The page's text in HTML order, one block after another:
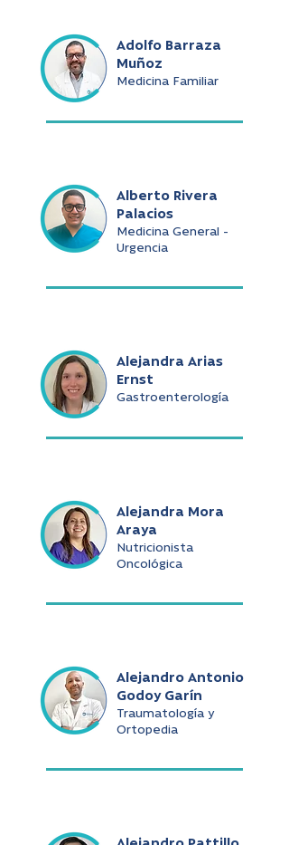
Adolfo Barraza
Muñoz
Medicina Familiar
Alberto Rivera
Palacios
Medicina General -
Urgencia
Alejandra Arias
Ernst
Gastroenterología
Alejandra Mora
Araya
Nutricionista
Oncológica
Alejandro Antonio
Godoy Garín
Traumatología y
Ortopedia